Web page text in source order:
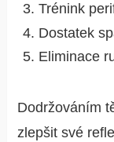
Trénink
Dostatek
Eliminace
Dodržováním
zlepšit své